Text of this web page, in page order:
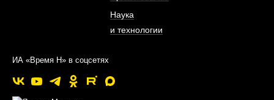
Наука
и технологии
ИА «Время Н» в соцсетях